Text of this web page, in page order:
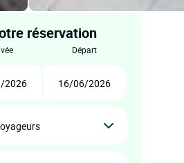
réservation
départ